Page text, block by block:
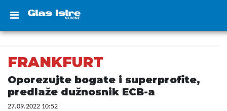
FRANKFURT
Oporezujte bogate i superprofite,
predlaže dužnosnik ECB-a
27.09.2022 10:52